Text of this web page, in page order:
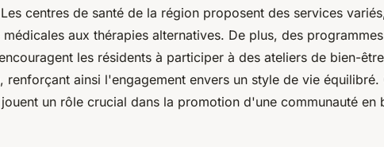
centres de santé de la région proposent des services
aux thérapies alternatives. De plus, des programmes
les résidents à participer à des ateliers de bien-
renforçant ainsi l'engagement envers un style de vie équilibré.
un rôle crucial dans la promotion d'une communauté en